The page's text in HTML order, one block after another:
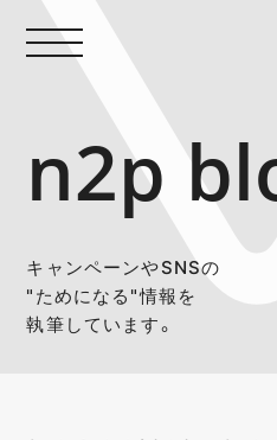
n2p
キャンペーンやSNSの
"ためになる"情報を
執筆しています。